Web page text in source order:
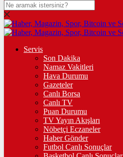
DOLAR
47,7436$% 0.18
% 0.32
STERLİN
% 0.38
GRAM ALTIN
%2,59
ÇEYREK ALTIN
Servis
Son Dakika
Namaz Vakitleri
Hava Durumu
Gazeteler
Canlı Borsa
Canlı TV
Puan Durumu
TV Yayın Akışları
Nöbetçi Eczaneler
Haber Gönder
Futbol Canlı Sonuçlar